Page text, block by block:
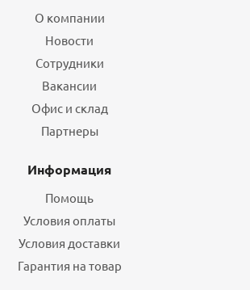
О компании
Новости
Сотрудники
Вакансии
Офис и склад
Партнеры
Информация
Помощь
Условия оплаты
Условия доставки
Гарантия на товар